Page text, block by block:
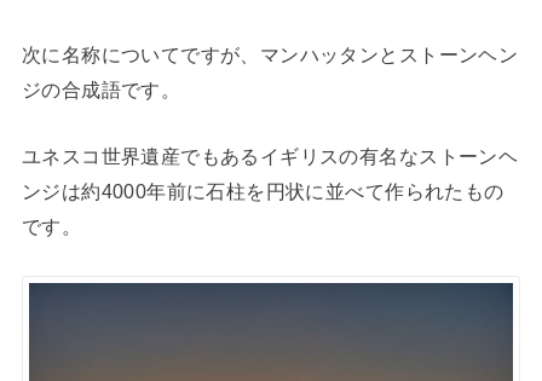
次に名称についてですが、マンハッタンとストーンヘン
ジの合成語です。
ユネスコ世界遺産でもあるイギリスの有名なストーンヘ
ンジは約4000年前に石柱を円状に並べて作られたもの
です。